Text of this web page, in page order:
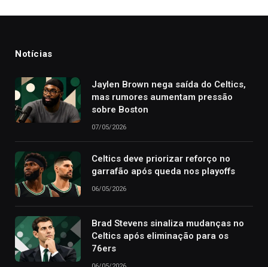
Notícias
Jaylen Brown nega saída do Celtics,
mas rumores aumentam pressão
sobre Boston
07/05/2026
Celtics deve priorizar reforço no
garrafão após queda nos playoffs
06/05/2026
Brad Stevens sinaliza mudanças no
Celtics após eliminação para os
76ers